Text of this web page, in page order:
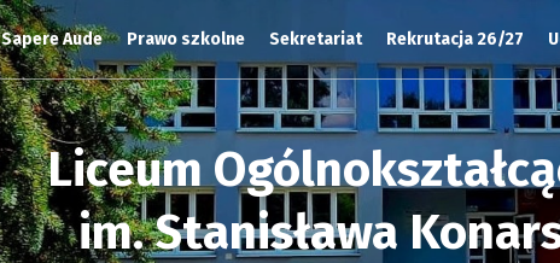
Liceum
im. Stanisława
Sapere Aude Prawo szkolne Sekretariat Rekrutacja 26/27